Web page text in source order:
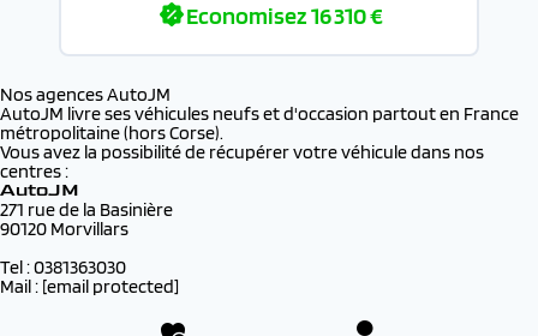
Economisez16 310 €
Nos agences AutoJM
AutoJM livre ses véhicules neufs et d'occasion partout en France
métropolitaine (hors Corse).
Vous avez la possibilité de récupérer votre véhicule dans nos
centres :
AutoJM
271 rue de la Basinière
90120 Morvillars
Tel : 0381363030
Mail : [email protected]